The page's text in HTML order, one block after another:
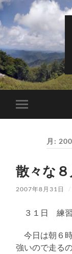
モ
バ
ー
を
切
り
え
る
月:
散々な８
2007年8月31日 /
３１日 練
今日は朝６
強いので走る